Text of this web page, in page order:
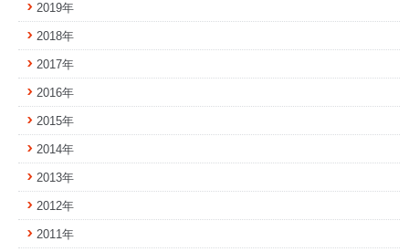
2019年
2018年
2017年
2016年
2015年
2014年
2013年
2012年
2011年